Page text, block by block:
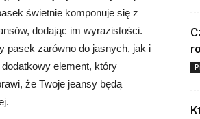
świetnie komponuje się z
dodając im wyrazistości.
pasek zarówno do jasnych, jak i
element, który
że Twoje jeansy będą